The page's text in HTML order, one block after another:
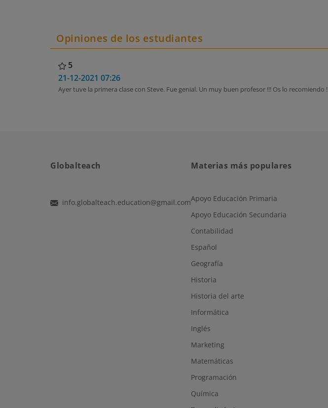
Opiniones de los estudiantes
5
21-12-2021 07:26
Ayer tuve la primera clase con Steve. Fue genial. Un muy buen profesor !!! Os lo recomiendo !
Globalteach
info.globalteach.education@gmail.com
Materias más populares
Apoyo Educación Primaria
Apoyo Educación Secundaria
Contabilidad
Español
Geografía
Historia
Historia del arte
Informática
Inglés
Marketing
Matemáticas
Programación
Química